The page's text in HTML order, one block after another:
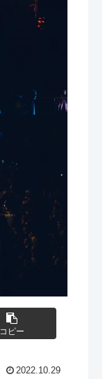
コピー
2022.10.29